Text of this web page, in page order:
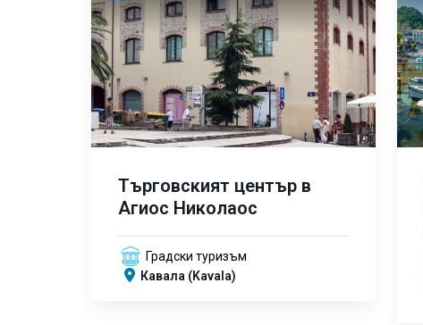
Търговският център в
Агиос Николаос
Градски туризъм
Кавала (Kavala)